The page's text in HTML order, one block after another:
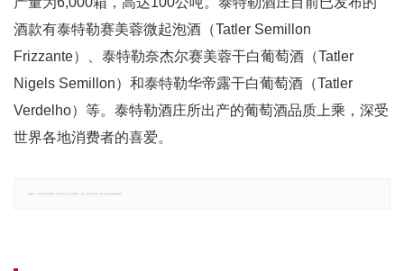
酒款有泰特勒赛美蓉微起泡酒（Tatler Semillon
Frizzante）、泰特勒奈杰尔赛美蓉干白葡萄酒（Tatler
Nigels Semillon）和泰特勒华帝露干白葡萄酒（Tatler
Verdelho）等。泰特勒酒庄所出产的葡萄酒品质上乘，深受
世界各地消费者的喜爱。